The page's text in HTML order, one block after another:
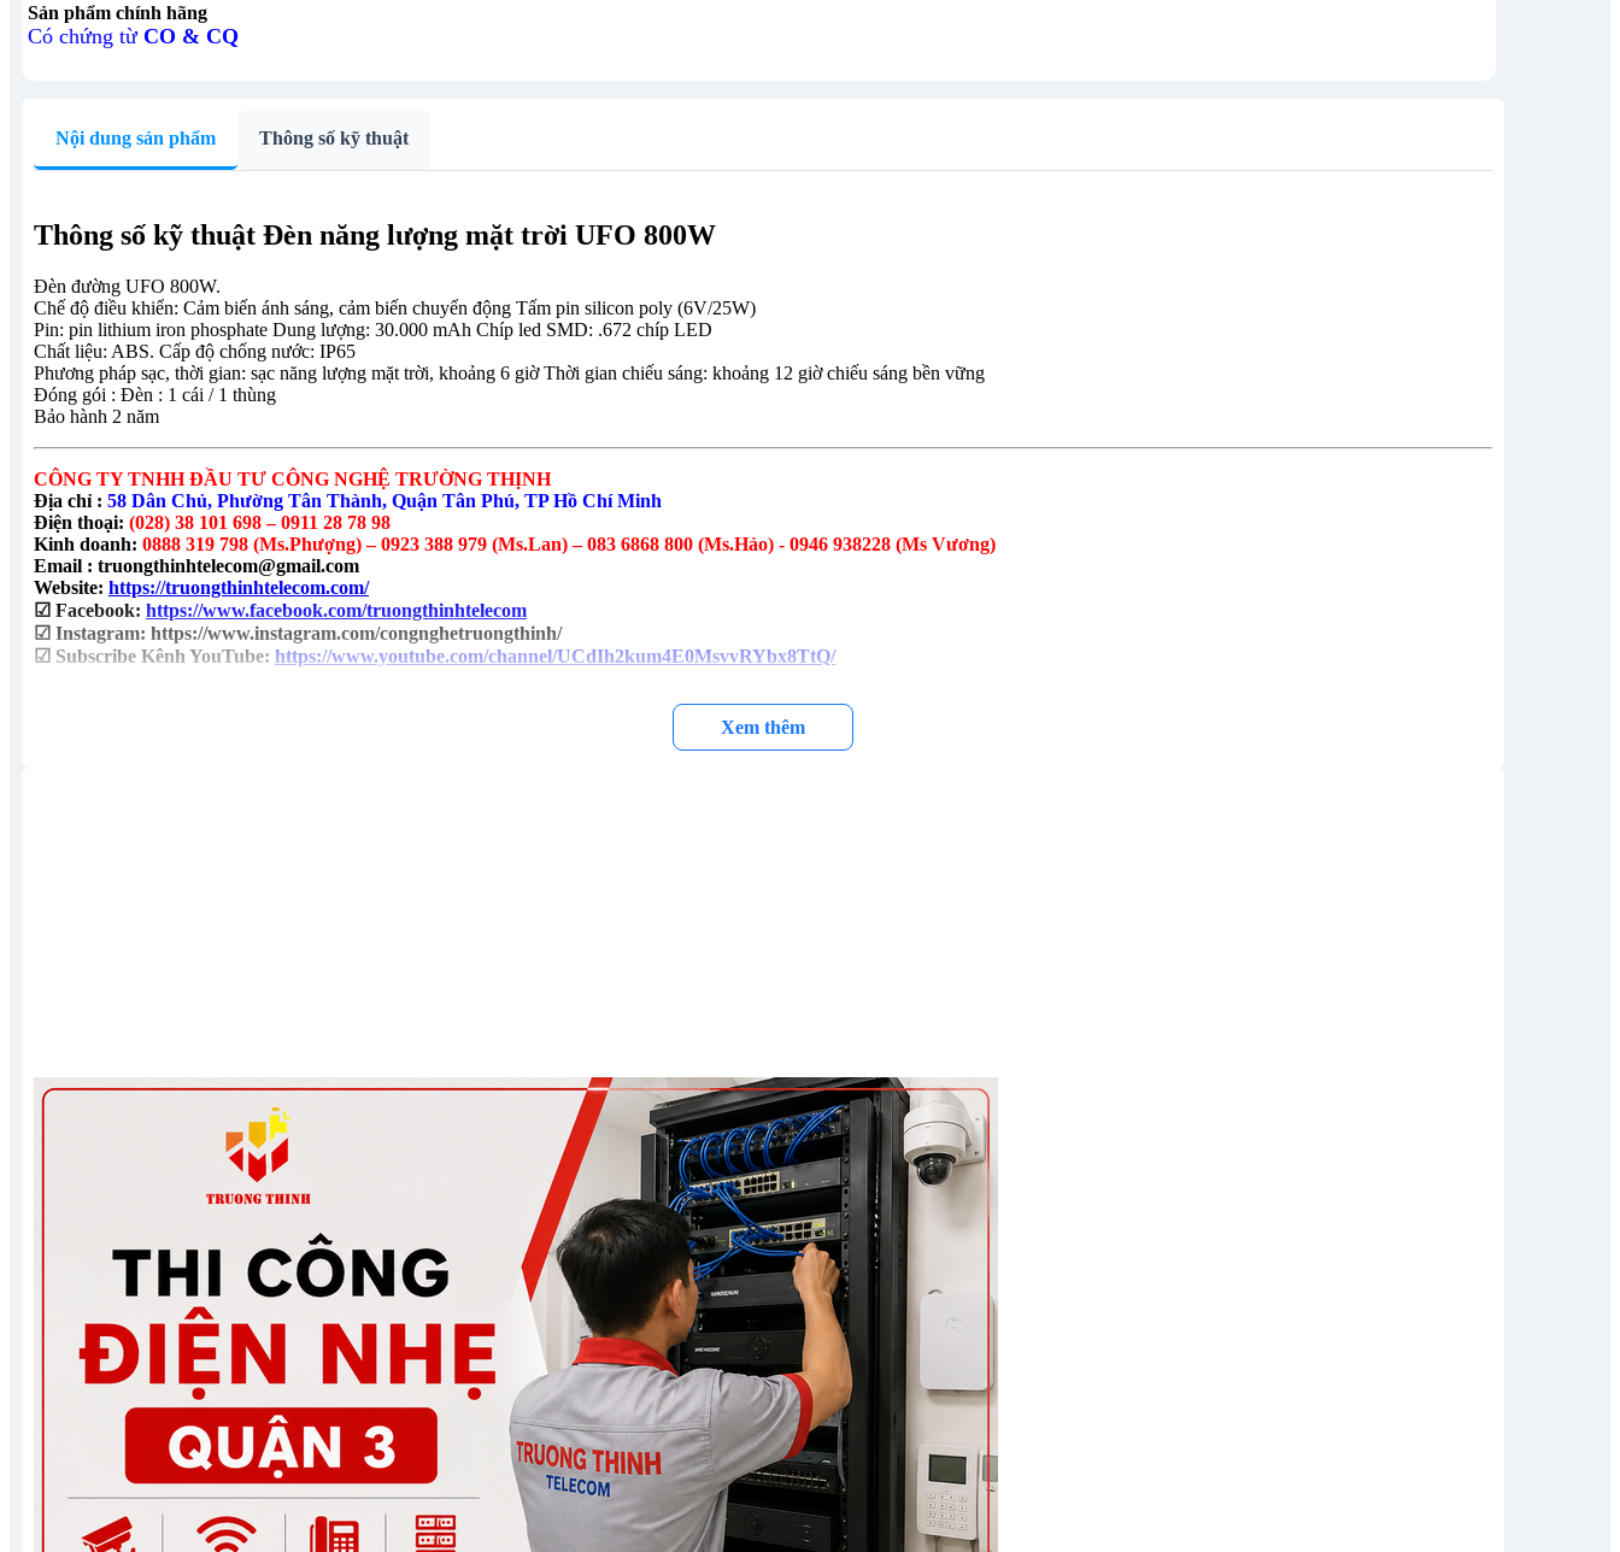
Sản phẩm chính hãng
Có chứng từ CO & CQ
Nội dung sản phẩm Thông số kỹ thuật
Thông số kỹ thuật Đèn năng lượng mặt trời UFO 800W
Đèn đường UFO 800W.
Chế độ điều khiển: Cảm biến ánh sáng, cảm biến chuyển động Tấm pin silicon poly (6V/25W)
Pin: pin lithium iron phosphate Dung lượng: 30.000 mAh Chíp led SMD: .672 chíp LED
Chất liệu: ABS. Cấp độ chống nước: IP65
Phương pháp sạc, thời gian: sạc năng lượng mặt trời, khoảng 6 giờ Thời gian chiếu sáng: khoảng 12 giờ chiếu sáng bền vững
Đóng gói : Đèn : 1 cái / 1 thùng
Bảo hành 2 năm
CÔNG TY TNHH ĐẦU TƯ CÔNG NGHỆ TRƯỜNG THỊNH
Địa chỉ : 58 Dân Chủ, Phường Tân Thành, Quận Tân Phú, TP Hồ Chí Minh
Điện thoại: (028) 38 101 698 – 0911 28 78 98
Kinh doanh: 0888 319 798 (Ms.Phượng) – 0923 388 979 (Ms.Lan) – 083 6868 800 (Ms.Hảo) - 0946 938228 (Ms Vương)
Email : truongthinhtelecom@gmail.com
Website: https://truongthinhtelecom.com/
☑ Facebook: https://www.facebook.com/truongthinhtelecom
☑ Instagram: https://www.instagram.com/congnghetruongthinh/
☑ Subscribe Kênh YouTube: https://www.youtube.com/channel/UCdIh2kum4E0MsvvRYbx8TtQ/
Xem thêm